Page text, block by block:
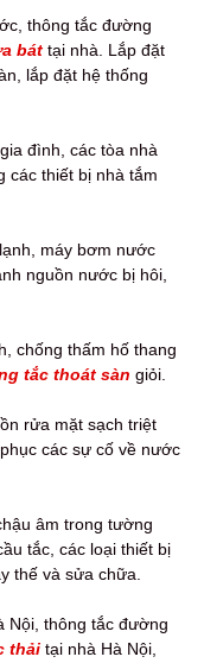
thông tắc đường
bát tại nhà. Lắp đặt
lắp đặt hệ thống
đình, các tòa nhà
các thiết bị nhà tắm
máy bơm nước
nguồn nước bị hôi,
chống thấm hố thang
tắc thoát sàn giỏi.
rửa mặt sạch triệt
phục các sự cố về nước
âm trong tường
tắc, các loại thiết bị
thế và sửa chữa.
Nội, thông tắc đường
thải tại nhà Hà Nội,